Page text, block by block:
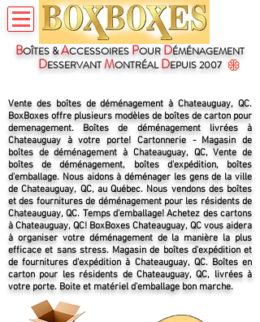
BOÎTES &ACCESSOIRES POUR DÉMÉNAGEMENT
DESSERVANTMONTRÉALDEPUIS 2007
Vente des boîtes de déménagement à Chateauguay, QC.
BoxBoxes offre plusieurs modèles de boîtes de carton pour
demenagement. Boîtes de déménagement livrées à
Chateauguay à votre porte! Cartonnerie - Magasin de
boîtes de déménagement à Chateauguay, QC, Vente de
boîtes de déménagement, boîtes d'expédition, boîtes
d'emballage. Nous aidons à déménager les gens de la ville
de Chateauguay, QC, au Québec. Nous vendons des boîtes
et des fournitures de déménagement pour les résidents de
Chateauguay, QC. Temps d'emballage! Achetez des cartons
à Chateauguay, QC! BoxBoxes Chateauguay, QC vous aidera
à organiser votre déménagement de la manière la plus
efficace et sans stress. Magasin de boîtes d'expédition et
de fournitures d'expédition à Chateauguay, QC. Boîtes en
carton pour les résidents de Chateauguay, QC, livrées à
votre porte. Boite et matériel d'emballage bon marche.